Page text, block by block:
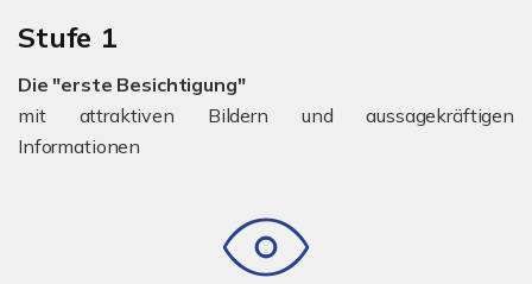
Stufe 1
Die "erste Besichtigung"
mit attraktiven Bildern und aussagekräftigen
Informationen